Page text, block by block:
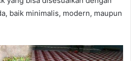
baik minimalis, modern, maupun